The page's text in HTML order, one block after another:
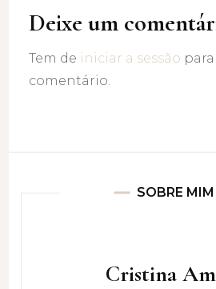
Deixe um
Tem de iniciar a sessão
comentário.
SOBRE MIM
Cristina